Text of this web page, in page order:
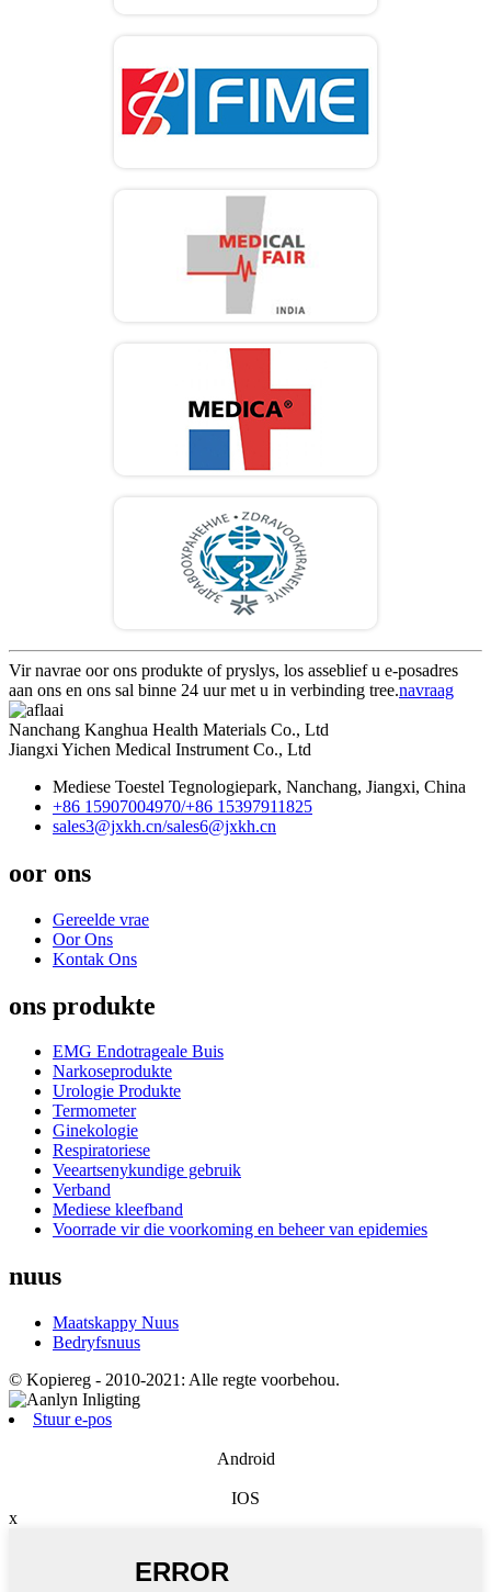
Vir navrae oor ons produkte of pryslys, los asseblief u e-posadres
aan ons en ons sal binne 24 uur met u in verbinding tree.navraag
Nanchang Kanghua Health Materials Co., Ltd
Jiangxi Yichen Medical Instrument Co., Ltd
Mediese Toestel Tegnologiepark, Nanchang, Jiangxi, China
+86 15907004970/+86 15397911825
sales3@jxkh.cn/sales6@jxkh.cn
oor ons
Gereelde vrae
Oor Ons
Kontak Ons
ons produkte
EMG Endotrageale Buis
Narkoseprodukte
Urologie Produkte
Termometer
Ginekologie
Respiratoriese
Veeartsenykundige gebruik
Verband
Mediese kleefband
Voorrade vir die voorkoming en beheer van epidemies
nuus
Maatskappy Nuus
Bedryfsnuus
© Kopiereg - 2010-2021: Alle regte voorbehou.
Stuur e-pos
Android
IOS
x